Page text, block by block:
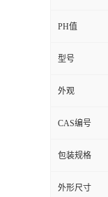
PH值
型号
外观
CAS编号
包装规格
外形尺寸